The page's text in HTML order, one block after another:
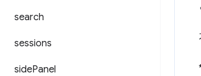
search
sessions
sidePanel